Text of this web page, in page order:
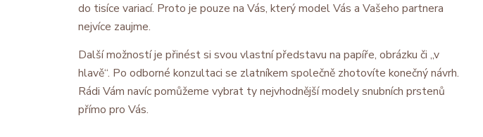
do tisíce variací. Proto je pouze na Vás, který model Vás a Vašeho partnera
nejvíce zaujme.
Další možností je přinést si svou vlastní představu na papíře, obrázku či „v
hlavě“. Po odborné konzultaci se zlatníkem společně zhotovíte konečný návrh.
Rádi Vám navíc pomůžeme vybrat ty nejvhodnější modely snubních prstenů
přímo pro Vás.